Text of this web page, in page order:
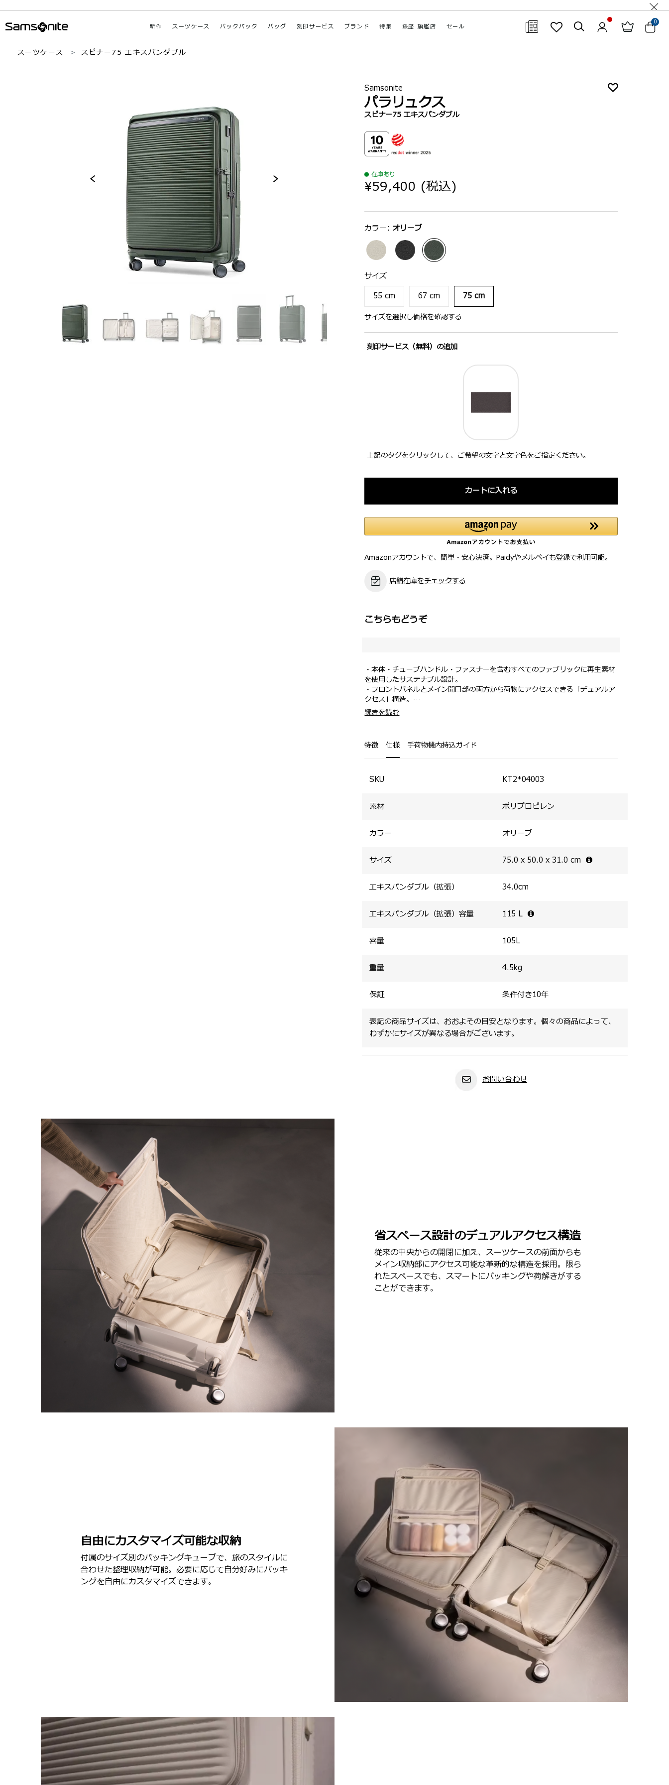
新作 スーツケース バックパック バッグ 刻印サービス ブランド 特集 銀座 旗艦店 セール
0
スーツケース スピナー75 エキスパンダブル
Samsonite
パラリュクス
スピナー75 エキスパンダブル
在庫あり
¥59,400 (税込)
サイズ
選択：
サイズ
55 cm
67 cm 75 cm
サイズを選択し価格を確認する
選択：
カラー: オリーブ
刻印サービス（無料）の追加
上記のタグをクリックして、ご希望の文字と文字色をご指定ください。
カートに入れる
Amazonアカウントで、簡単・安心決済。Paidyやメルペイも登録で利用可能。
店舗在庫をチェックする
こちらもどうぞ
・本体・チューブハンドル・ファスナーを含むすべてのファブリックに再生素材
を使用したサステナブル設計。
・フロントパネルとメイン開口部の両方から荷物にアクセスできる「デュアルア
クセス」構造。
・フロントパネルとメイン収納部それぞれにTSAロックを装備。
・伸縮ハンドル根元にハンギングフックを搭載し、移動中に小さなバッグを一時
的に掛けて持ち運び可能。
・多段階に調整できる伸縮ハンドルで、自分に合ったフィット感を実現。
・Apple AirTag用ホルダーを装備（AirTag本体は付属していません）。
ポート。
・海外旅行や長期の出張にもおすすめ。
続きを読む
特徴 仕様 手荷物機内持込ガイド
SKU KT2*04003
素材 ポリプロピレン
カラー オリーブ
サイズ 75.0 x 50.0 x 31.0 cm
エキスパンダブル（拡張） 34.0cm
エキスパンダブル（拡張）容量 115 L
容量 105L
重量 4.5kg
保証 条件付き10年
表記の商品サイズは、おおよその目安となります。個々の商品によって、
わずかにサイズが異なる場合がございます。
お問い合わせ
省スペース設計のデュアルアクセス構造
従来の中央からの開閉に加え、スーツケースの前面からも
メイン収納部にアクセス可能な革新的な構造を採用。限ら
れたスペースでも、スマートにパッキングや荷解きがする
ことができます。
自由にカスタマイズ可能な収納
付属のサイズ別のパッキングキューブで、旅のスタイルに
合わせた整理収納が可能。必要に応じて自分好みにパッキ
ングを自由にカスタマイズできます。